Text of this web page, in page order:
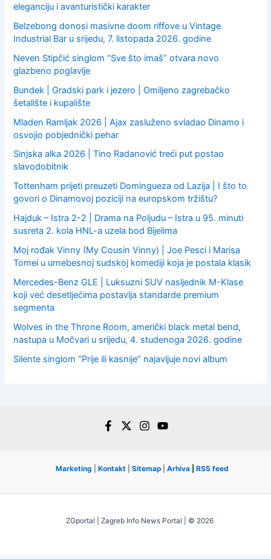
eleganciju i avanturistički karakter
Belzebong donosi masivne doom riffove u Vintage
Industrial Bar u srijedu, 7. listopada 2026. godine
Neven Stipčić singlom “Sve što imaš” otvara novo
glazbeno poglavlje
Bundek | Gradski park i jezero | Omiljeno zagrebačko
šetalište i kupalište
Mladen Ramljak 2026 | Ajax zasluženo svladao Dinamo i
osvojio pobjednički pehar
Sinjska alka 2026 | Tino Radanović treći put postao
slavodobitnik
Tottenham prijeti preuzeti Domingueza od Lazija | I što to
govori o Dinamovoj poziciji na europskom tržištu?
Hajduk – Istra 2-2 | Drama na Poljudu – Istra u 95. minuti
susreta 2. kola HNL-a uzela bod Bijelima
Moj rođak Vinny (My Cousin Vinny) | Joe Pesci i Marisa
Tomei u urnebesnoj sudskoj komediji koja je postala klasik
Mercedes-Benz GLE | Luksuzni SUV nasljednik M-Klase
koji već desetljećima postavlja standarde premium
segmenta
Wolves in the Throne Room, američki black metal bend,
nastupa u Močvari u srijedu, 4. studenoga 2026. godine
Silente singlom “Prije ili kasnije” najavljuje novi album
Marketing Kontakt Sitemap Arhiva RSS feed
ZGportal | Zagreb Info News Portal | © 2026